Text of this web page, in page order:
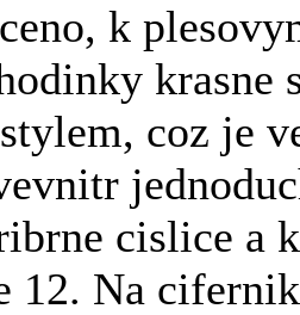
k
krasne
coz je
cislice a
12. Na